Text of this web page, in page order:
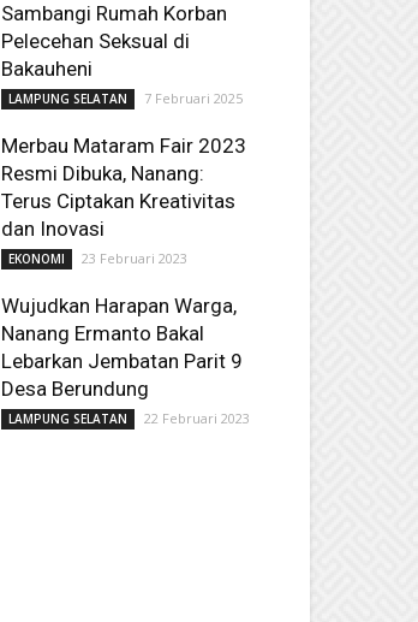
Sambangi Rumah Korban
Pelecehan Seksual di
Bakauheni
LAMPUNG SELATAN 7 Februari 2025
Merbau Mataram Fair 2023
Resmi Dibuka, Nanang:
Terus Ciptakan Kreativitas
dan Inovasi
EKONOMI 23 Februari 2023
Wujudkan Harapan Warga,
Nanang Ermanto Bakal
Lebarkan Jembatan Parit 9
Desa Berundung
LAMPUNG SELATAN 22 Februari 2023